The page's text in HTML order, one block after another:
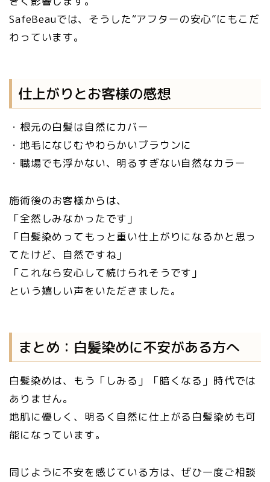
SafeBeauでは、そうした“アフターの安心”にもこだ
わっています。
仕上がりとお客様の感想
・根元の白髪は自然にカバー
・地毛になじむやわらかいブラウンに
・職場でも浮かない、明るすぎない自然なカラー
施術後のお客様からは、
「全然しみなかったです」
「白髪染めってもっと重い仕上がりになるかと思っ
てたけど、自然ですね」
「これなら安心して続けられそうです」
という嬉しい声をいただきました。
まとめ：白髪染めに不安がある方へ
白髪染めは、もう「しみる」「暗くなる」時代では
ありません。
地肌に優しく、明るく自然に仕上がる白髪染めも可
能になっています。
同じように不安を感じている方は、ぜひ一度ご相談